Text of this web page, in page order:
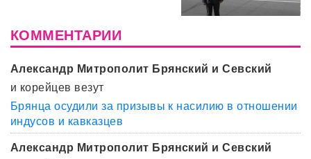
КОММЕНТАРИИ
Александр Митрополит Брянский и Севский
и корейцев везут
Брянца осудили за призывы к насилию в отношении
индусов и кавказцев
Александр Митрополит Брянский и Севский